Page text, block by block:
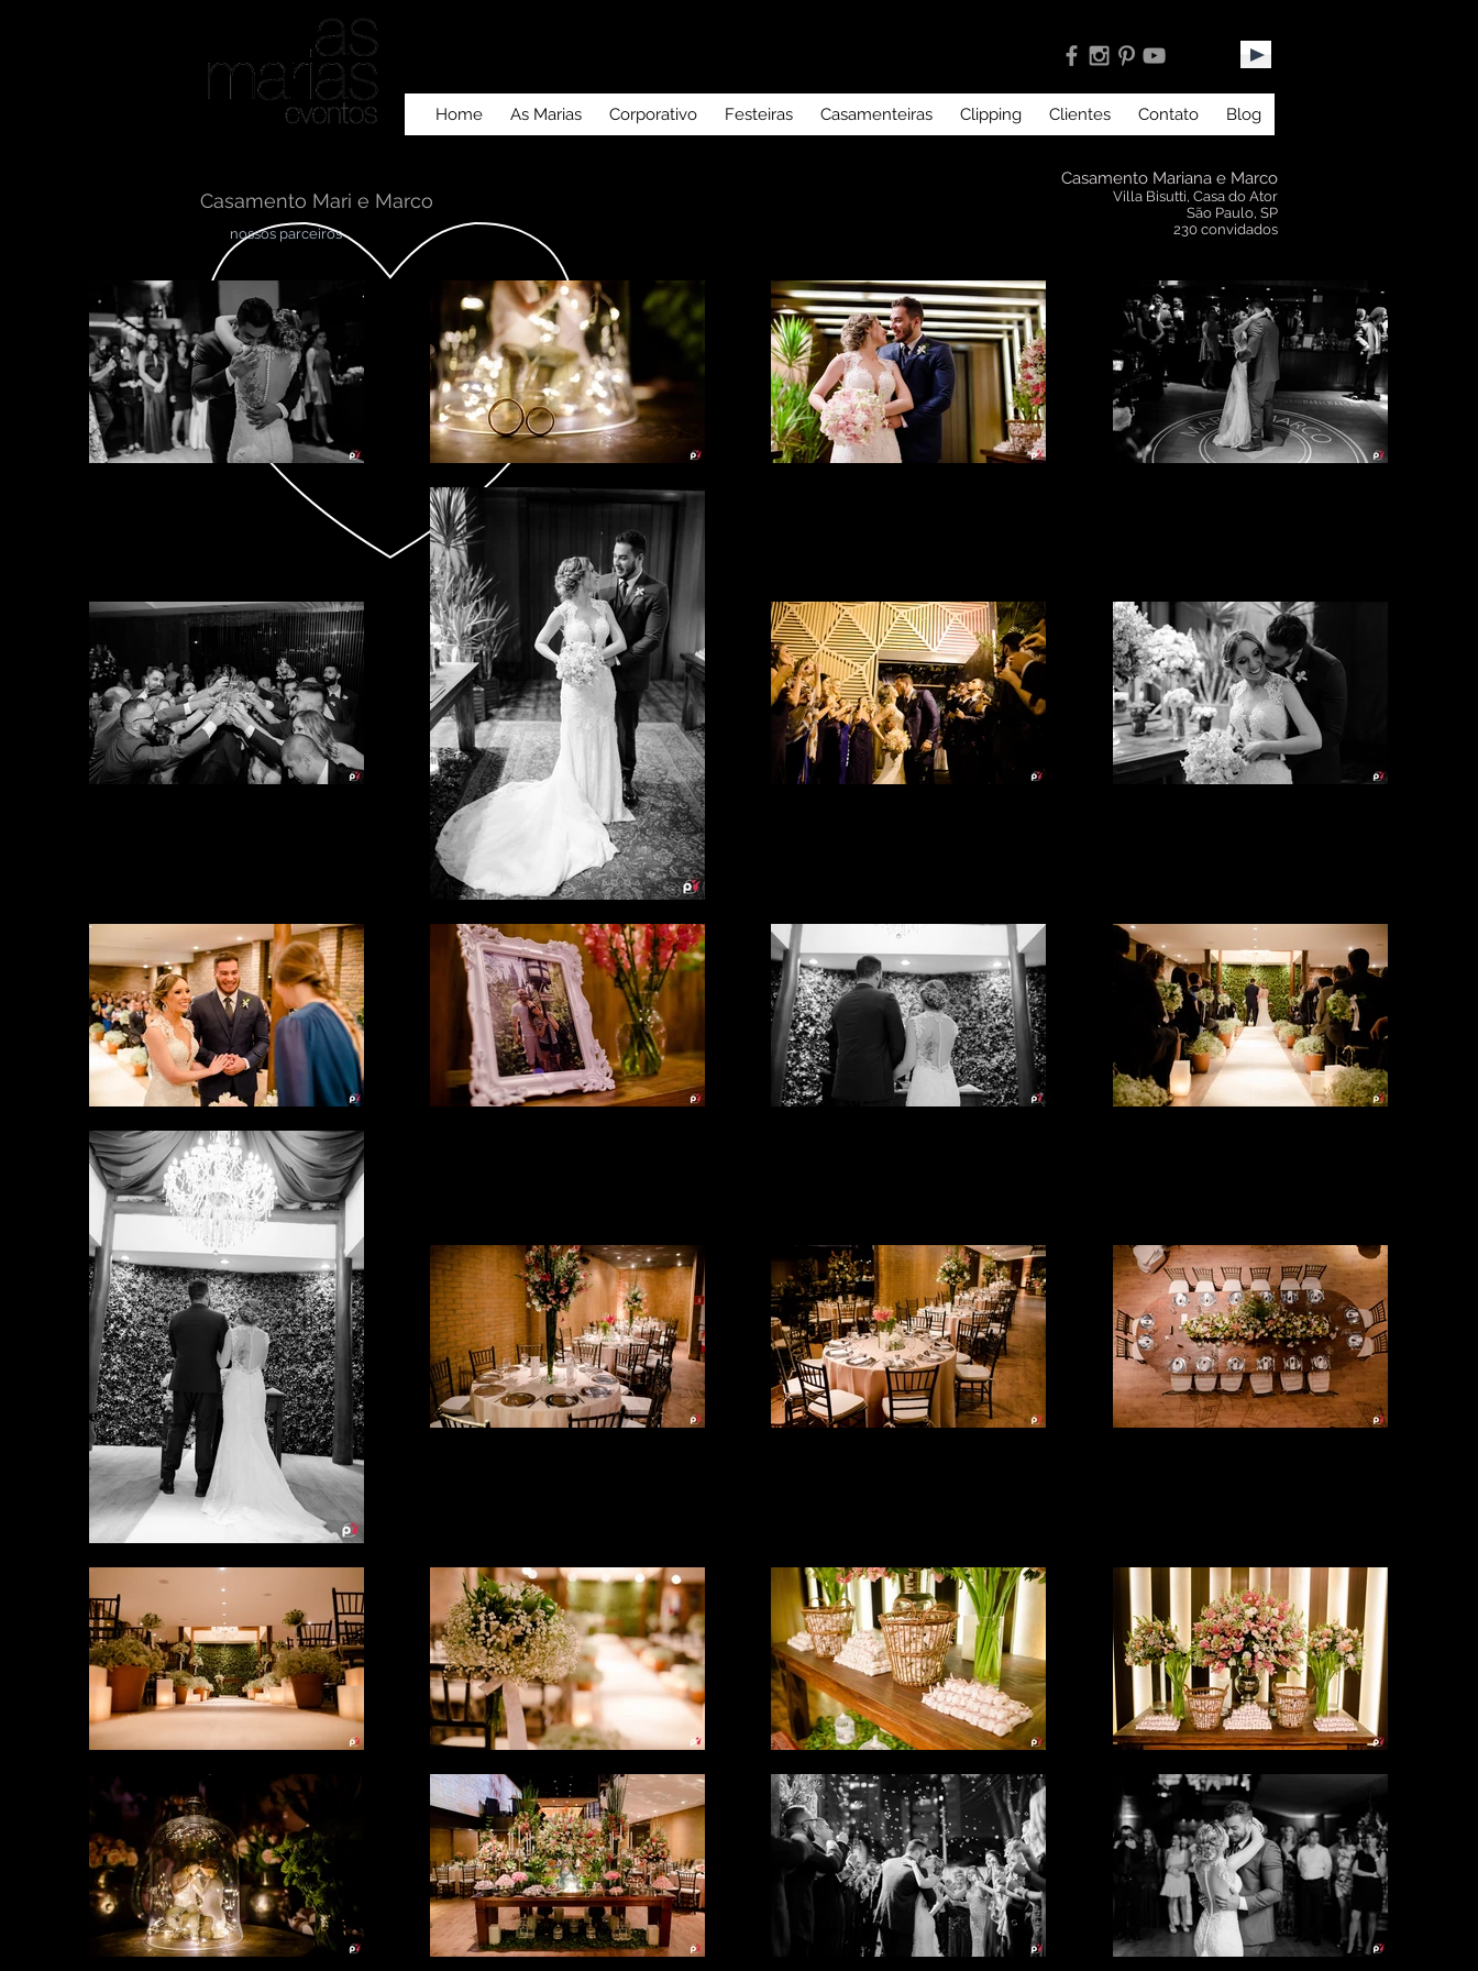
Home As Marias Corporativo Festeiras Casamenteiras Clipping Clientes Contato Blog
Casamento Mari e Marco
nossos parceiros
Casamento Mariana e Marco
Villa Bisutti, Casa do Ator
São Paulo, SP
230 convidados